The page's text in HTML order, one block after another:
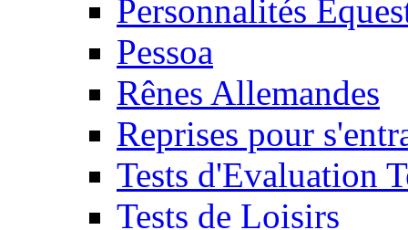
Personnalités
Pessoa
Rênes Allemandes
Reprises pour
Tests d'Evaluation
Tests de Loisirs